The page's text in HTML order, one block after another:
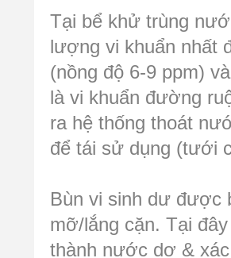
Tại bể khử trùng
lượng vi khuẩn nhất
(nồng độ 6-9 ppm)
là vi khuẩn đường
ra hệ thống thoát
để tái sử dụng (tưới
Bùn vi sinh dư được
mỡ/lắng cặn. Tại
thành nước dơ &